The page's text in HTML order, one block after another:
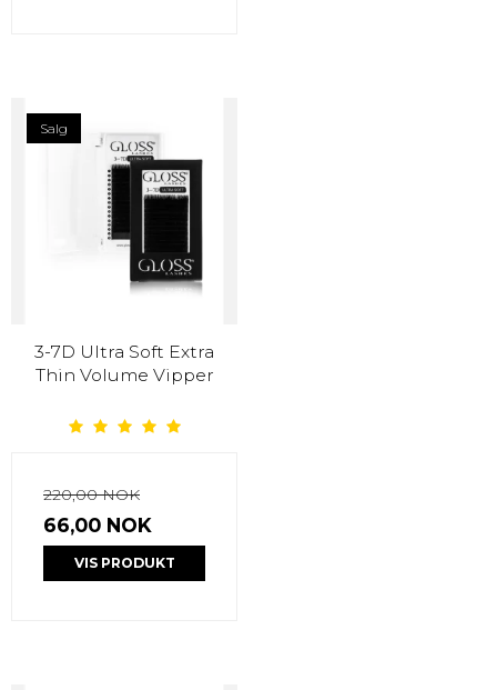
Salg
3-7D Ultra Soft Extra
Thin Volume Vipper
220,00 NOK
66,00 NOK
VIS PRODUKT